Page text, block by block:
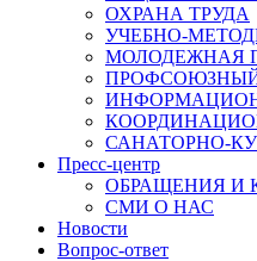
ОХРАНА ТРУДА
УЧЕБНО-
МОЛОДЕЖНАЯ
САНАТОРНО-
Пресс-центр
ОБРАЩЕНИЯ И
СМИ О НАС
Новости
Вопрос-ответ